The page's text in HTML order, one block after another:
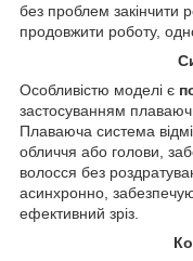
без проблем закінчити
продовжити роботу,
Особливістю моделі є
застосуванням
Плаваюча система
обличчя або голови,
волосся без
асинхронно,
ефективний зріз.